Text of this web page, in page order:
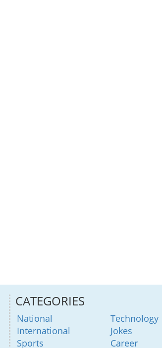
CATEGORIES
National
International
Sports
Technology
Jokes
Career